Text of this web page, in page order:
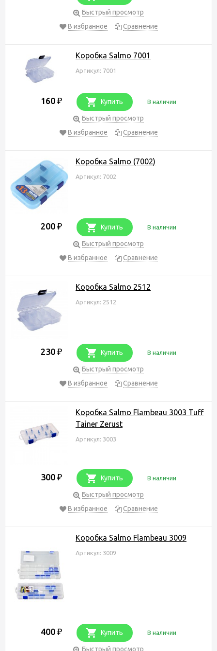
Быстрый просмотр
В избранное
Сравнение
Коробка Salmo 7001
Артикул: 7001
160 ₽ Купить В наличии
Быстрый просмотр
В избранное
Сравнение
Коробка Salmo (7002)
Артикул: 7002
200 ₽ Купить В наличии
Быстрый просмотр
В избранное
Сравнение
Коробка Salmo 2512
Артикул: 2512
230 ₽ Купить В наличии
Быстрый просмотр
В избранное
Сравнение
Коробка Salmo Flambeau 3003 Tuff
Tainer Zerust
Артикул: 3003
300 ₽ Купить В наличии
Быстрый просмотр
В избранное
Сравнение
Коробка Salmo Flambeau 3009
Артикул: 3009
400 ₽ Купить В наличии
Быстрый просмотр